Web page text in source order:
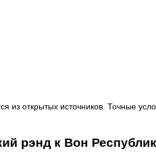
из открытых источников. Точные
рэнд к Вон